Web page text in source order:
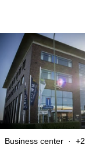
Business center +2